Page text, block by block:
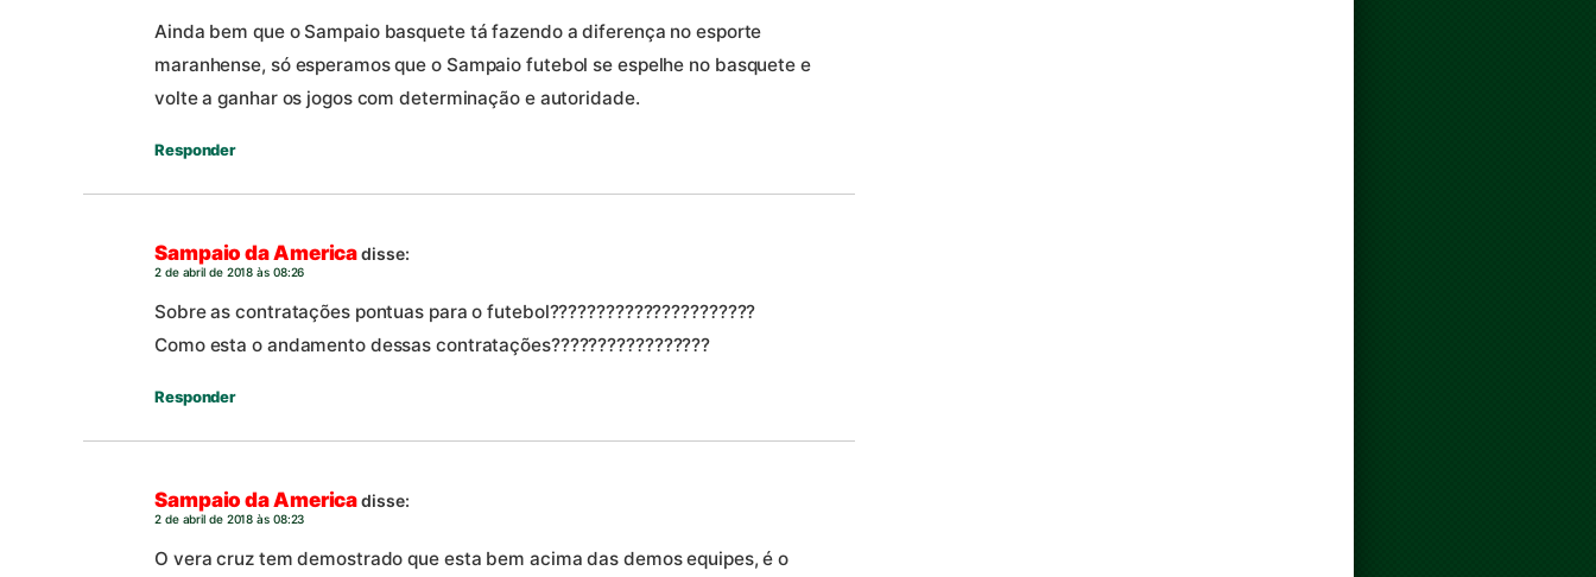
Ainda bem que o Sampaio basquete tá fazendo a diferença no esporte
maranhense, só esperamos que o Sampaio futebol se espelhe no basquete e
volte a ganhar os jogos com determinação e autoridade.
Responder
Sampaio da Americadisse:
2 de abril de 2018 às 08:26
Sobre as contratações pontuas para o futebol??????????????????????
Como esta o andamento dessas contratações?????????????????
Responder
Sampaio da Americadisse:
2 de abril de 2018 às 08:23
O vera cruz tem demostrado que esta bem acima das demos equipes, é o